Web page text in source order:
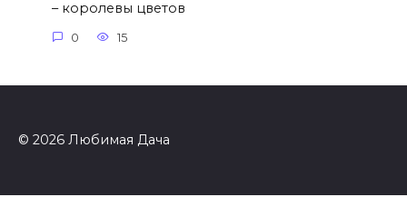
– королевы цветов
0 15
© 2026 Любимая Дача